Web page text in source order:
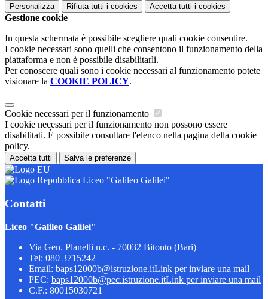
Personalizza Rifiuta tutti i cookies Accetta tutti i cookies
Gestione cookie
In questa schermata è possibile scegliere quali cookie consentire.
I cookie necessari sono quelli che consentono il funzionamento della
piattaforma e non è possibile disabilitarli.
Per conoscere quali sono i cookie necessari al funzionamento potete
visionare la COOKIE POLICY.
Cookie necessari per il funzionamento
I cookie necessari per il funzionamento non possono essere
disabilitati. È possibile consultare l'elenco nella pagina della cookie
policy.
Accetta tutti Salva le preferenze
Liceo "Galileo Galilei"
Contatti
Liceo "Galileo Galilei"
Via Gen. Planelli n.c. - 70032 Bitonto (Bari)
Tel: 080 3715242
Email: baps12000b@istruzione.itLink per inviare una mail
PEC: baps12000b@pec.istruzione.itLink per inviare una mail
C.F.: 80015030721